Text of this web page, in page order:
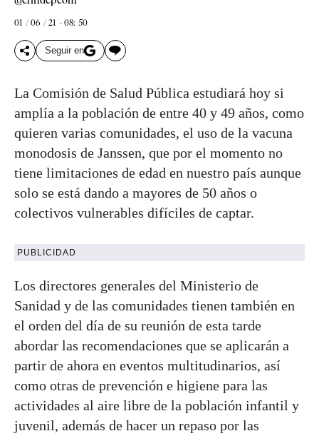
01 / 06 / 21 - 08: 50
Seguir en
La Comisión de Salud Pública estudiará hoy si
amplía a la población de entre 40 y 49 años, como
quieren varias comunidades, el uso de la vacuna
monodosis de Janssen, que por el momento no
tiene limitaciones de edad en nuestro país aunque
solo se está dando a mayores de 50 años o
colectivos vulnerables difíciles de captar.
PUBLICIDAD
Los directores generales del Ministerio de
Sanidad y de las comunidades tienen también en
el orden del día de su reunión de esta tarde
abordar las recomendaciones que se aplicarán a
partir de ahora en eventos multitudinarios, así
como otras de prevención e higiene para las
actividades al aire libre de la población infantil y
juvenil, además de hacer un repaso por las